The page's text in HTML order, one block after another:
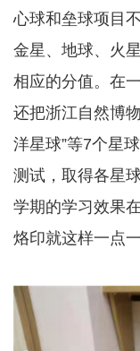
心球和垒球项目
金星、地球、火
相应的分值。在
还把浙江自然博
洋星球”等7个星
测试，取得各星
学期的学习效果
烙印就这样一点